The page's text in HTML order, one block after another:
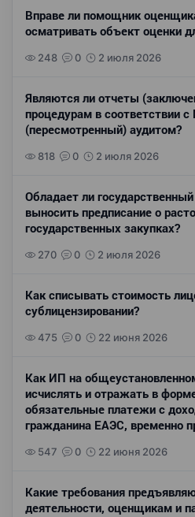
Вправе ли помощник
осматривать объект оценки
248 0 2 июля 2026
Являются ли отчеты
процедурам в соответствии
(пересмотренный) аудитом?
818 0 2 июля 2026
Обладает ли
выносить предписание о
государственных закупках?
270 0 2 июля 2026
Как списывать стоимость
сублицензировании?
475 0 22 июня 2026
Как ИП на
исчислять и отражать в
обязательные платежи с
гражданина ЕАЭС, временно
547 0 22 июня 2026
Какие требования
деятельности, оценщикам и